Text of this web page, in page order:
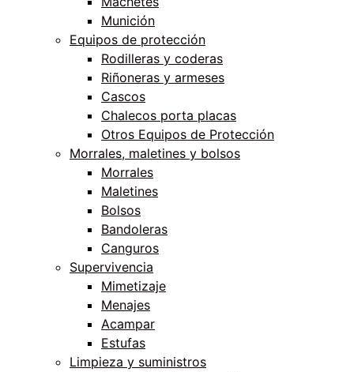
Munición
Equipos de protección
Rodilleras y coderas
Riñoneras y armeses
Cascos
Chalecos porta placas
Otros Equipos de Protección
Morrales, maletines y bolsos
Morrales
Maletines
Bolsos
Bandoleras
Canguros
Supervivencia
Mimetizaje
Menajes
Acampar
Estufas
Limpieza y suministros